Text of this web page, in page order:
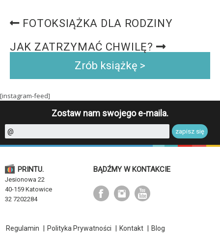
FOTOKSIĄŻKA DLA RODZINY
JAK ZATRZYMAĆ CHWILĘ?
Zrób książkę >
[instagram-feed]
Zostaw nam swojego e-maila.
PRINTU.
Jesionowa 22
40-159 Katowice
32 7202284
BĄDŹMY W KONTAKCIE
Regulamin Polityka Prywatności Kontakt Blog